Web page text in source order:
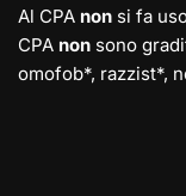
Al CPA non si fa
CPA non sono
omofob*, razzist*,